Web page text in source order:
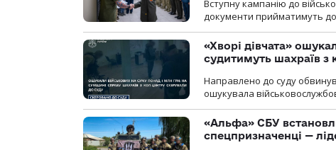
Вступну кампанію до
документи прийматимуть
«Хворі дівчата»
судитимуть шахраїв з
Направлено до суду
ошукувала
«Альфа» СБУ
спецпризначенці —